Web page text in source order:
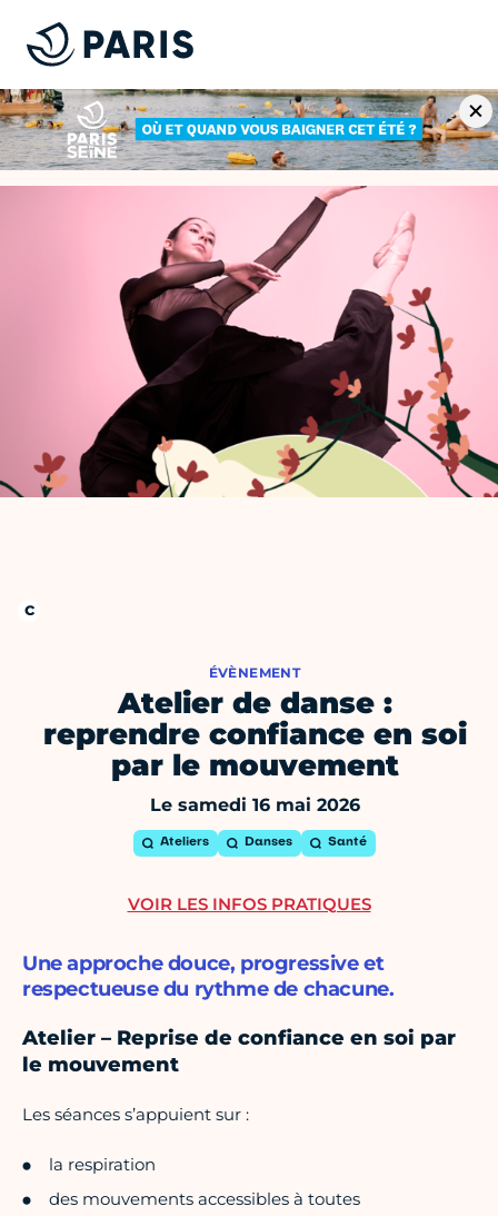
ÉVÈNEMENT
Atelier de danse :
reprendre confiance en soi
par le mouvement
Le samedi 16 mai 2026
Ateliers Danses Santé
Une approche douce, progressive et
respectueuse du rythme de chacune.
Atelier – Reprise de confiance en soi par
le mouvement
Les séances s’appuient sur :
la respiration
des mouvements accessibles à toutes
VOIR LES INFOS PRATIQUES